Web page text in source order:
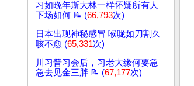
习如晚年斯大林一样怀疑所有人
下场如何 📝 (66,793次)
日本出现神秘感冒 喉咙如刀割久
咳不愈 (65,331次)
川习普习会后，习老大缘何要急
急去见金三胖 📝 (67,177次)